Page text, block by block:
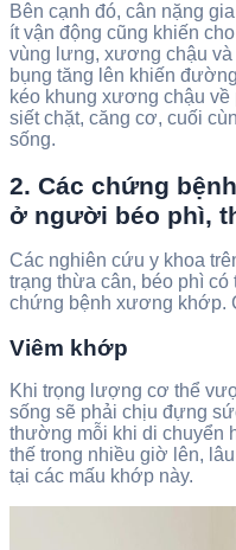
Bên cạnh đó, cân nặng
ít vận động cũng khiến
vùng lưng, xương chậu
bụng tăng lên khiến
kéo khung xương chậu
siết chặt, căng cơ, cuối
sống.
2. Các chứng
ở người béo phì,
Các nghiên cứu y khoa
trạng thừa cân, béo phì
chứng bệnh xương khớp.
Viêm khớp
Khi trọng lượng cơ thể
sống sẽ phải chịu đựng
thường mỗi khi di chuyển
thế trong nhiều giờ lên,
tại các mấu khớp này.